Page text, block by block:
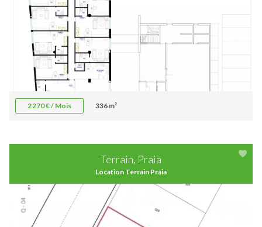
2 270 € / Mois 336 m²
Terrain, Praia
Location Terrain Praia